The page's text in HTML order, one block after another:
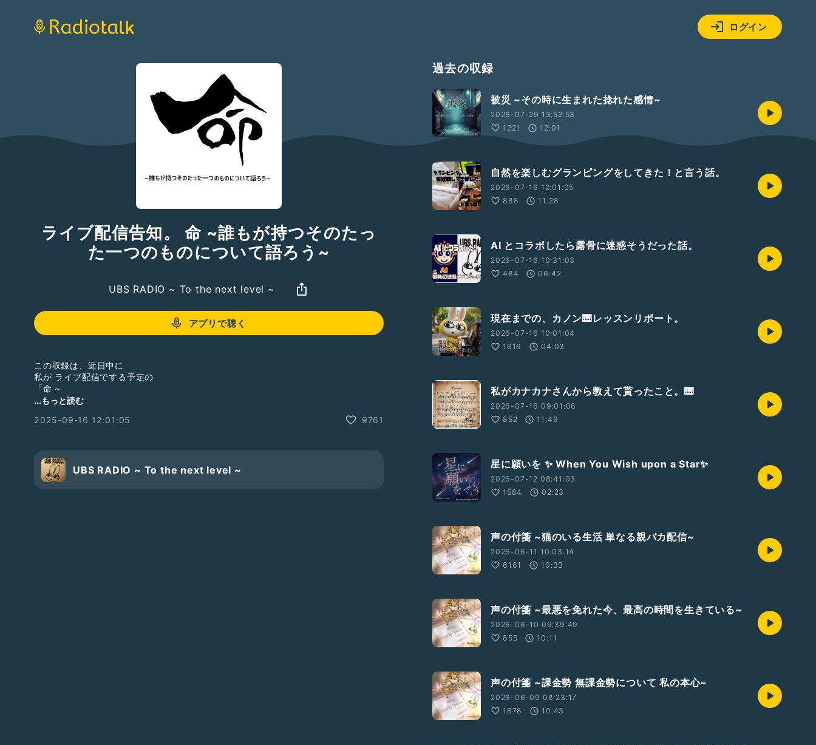
ログイン
ライブ配信告知。 命 ~誰もが持つそのたっ
た一つのものについて語ろう~
UBS RADIO ~ To the next level ~
アプリで聴く
この収録は、近日中に
私が ライブ配信でする予定の
「命 ~
誰もが持つそのたった一つのものについて語ろう」
この世に生まれた全てのものが平等に命を与えられ
く病める環境に生まれ育つことも、戦時下や政情不安な国に生まれることや、決して
望まなかったジェンダーとして生まれる事もあります。人は生まれながらにある程度
の運命を背負いそれを背負った上で、命を全うしようとします。
...もっと読む
2025-09-16 12:01:05
9761
UBS RADIO ~ To the next level ~
過去の収録
被災 ~その時に生まれた捻れた感情~
2026-07-29 13:52:53
1221
12:01
自然を楽しむグランピングをしてきた！と言う話。
2026-07-16 12:01:05
888
11:28
AI とコラボしたら露骨に迷惑そうだった話。
2026-07-16 10:31:03
484
06:42
現在までの、カノン🎹レッスンリポート。
2026-07-16 10:01:04
1616
04:03
私がカナカナさんから教えて貰ったこと。🎹
2026-07-16 09:01:06
852
11:49
星に願いを ✨ When You Wish upon a Star✨
2026-07-12 08:41:03
1584
02:23
声の付箋 ~猫のいる生活 単なる親バカ配信~
2026-06-11 10:03:14
6161
10:33
声の付箋 ~最悪を免れた今、最高の時間を生きている~
2026-06-10 09:39:49
855
10:11
声の付箋 ~課金勢 無課金勢について 私の本心~
2026-06-09 08:23:17
1878
10:43